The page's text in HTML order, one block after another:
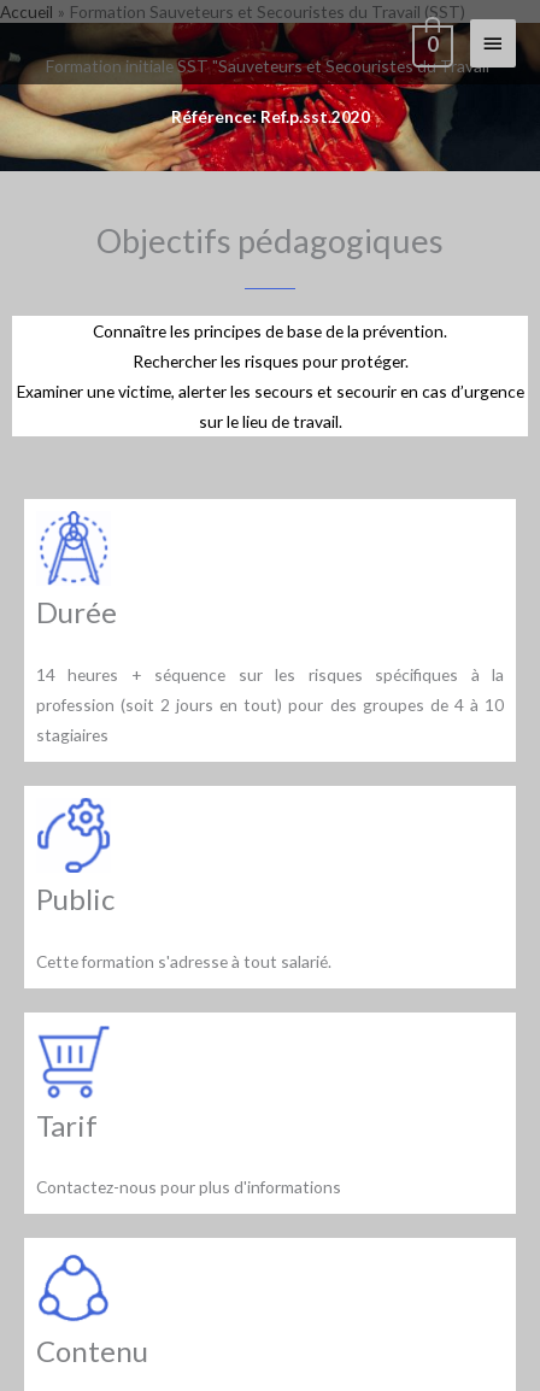
Aller
contenu
Menu
0
Accueil Formation Sauveteurs et Secouristes du Travail (SST)
Formation initiale SST "Sauveteurs et Secouristes du Travail"
Référence: Ref.p.sst.2020
Objectifs pédagogiques
Connaître les principes de base de la prévention.
Rechercher les risques pour protéger.
Examiner une victime, alerter les secours et secourir en cas d’urgence
sur le lieu de travail.
Durée
14 heures + séquence sur les risques spécifiques à la
profession (soit 2 jours en tout) pour des groupes de 4 à 10
stagiaires
Public
Cette formation s'adresse à tout salarié.
Tarif
Contactez-nous pour plus d'informations
Contenu